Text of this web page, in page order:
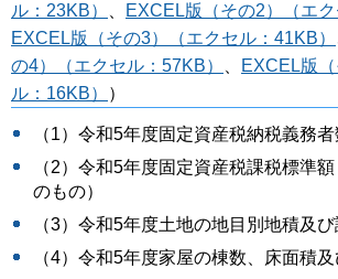
ル：23KB）
EXCEL版（その2）（エク
EXCEL版（その3）（エクセル：41KB）
の4）（エクセル：57KB）
EXCEL版
ル：16KB）
）
（1）令和5年度固定資産税納税義務
（2）令和5年度固定資産税課税標準
のもの）
（3）令和5年度土地の地目別地積及
（4）令和5年度家屋の棟数、床面積